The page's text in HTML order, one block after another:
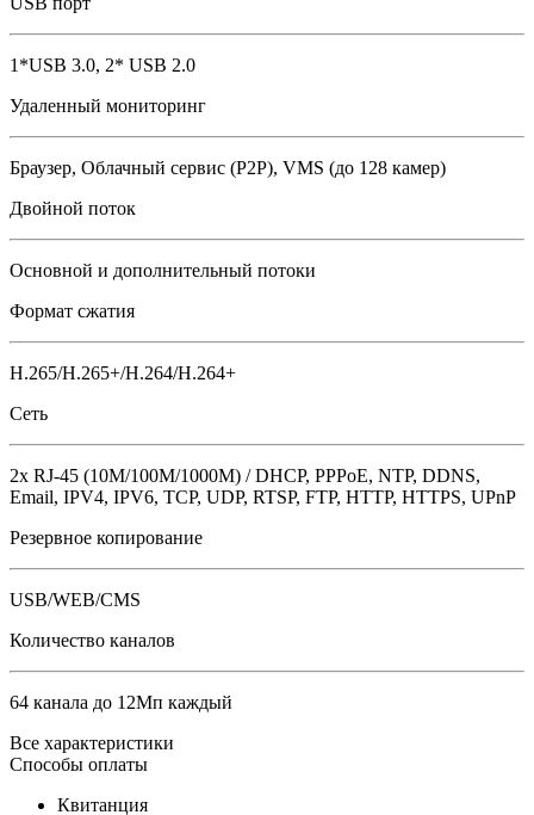
1*USB 3.0, 2* USB 2.0
Удаленный мониторинг
Браузер, Облачный сервис (P2P), VMS (до 128 камер)
Двойной поток
Основной и дополнительный потоки
Формат сжатия
H.265/H.265+/H.264/H.264+
Сеть
2x RJ-45 (10M/100М/1000M) / DHCP, PPPoE, NTP, DDNS,
Email, IPV4, IPV6, TCP, UDP, RTSP, FTP, HTTP, HTTPS, UPnP
Резервное копирование
USB/WEB/CMS
Количество каналов
64 канала до 12Мп каждый
Все характеристики
Способы оплаты
Квитанция